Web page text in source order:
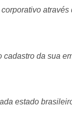
através
cadastro da sua
estado